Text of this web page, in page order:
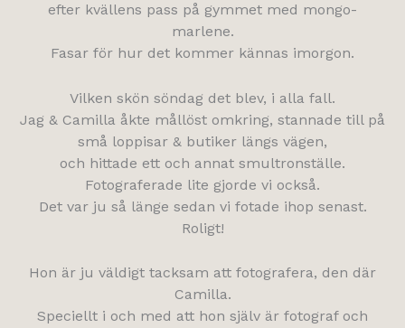
efter kvällens pass på gymmet med mongo-
marlene.
Fasar för hur det kommer kännas imorgon.
Vilken skön söndag det blev, i alla fall.
Jag & Camilla åkte mållöst omkring, stannade till på
små loppisar & butiker längs vägen,
och hittade ett och annat smultronställe.
Fotograferade lite gjorde vi också.
Det var ju så länge sedan vi fotade ihop senast.
Roligt!
Hon är ju väldigt tacksam att fotografera, den där
Camilla.
Speciellt i och med att hon själv är fotograf och